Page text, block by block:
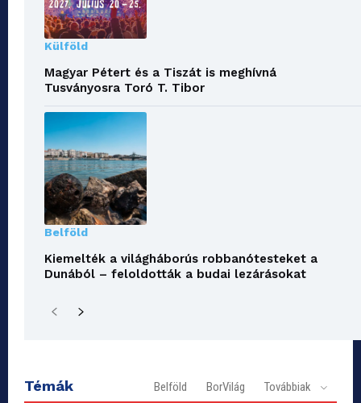
Külföld
Magyar Pétert és a Tiszát is meghívná
Tusványosra Toró T. Tibor
Belföld
Kiemelték a világháborús robbanótesteket a
Dunából – feloldották a budai lezárásokat
Témák Belföld BorVilág Továbbiak